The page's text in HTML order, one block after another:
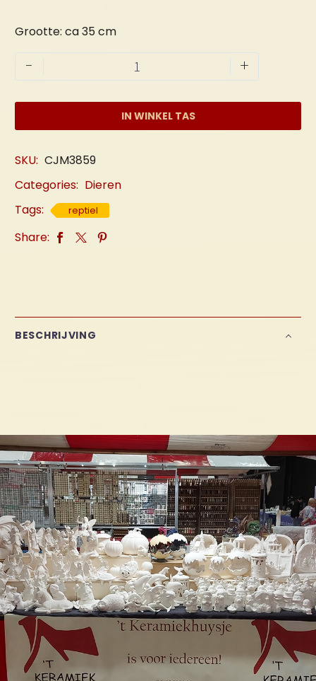
Grootte: ca 35 cm
-
Kameleon
+
IN WINKEL TAS
SKU: CJM3859
Categories: Dieren
Tags:
reptiel
Share:
BESCHRIJVING